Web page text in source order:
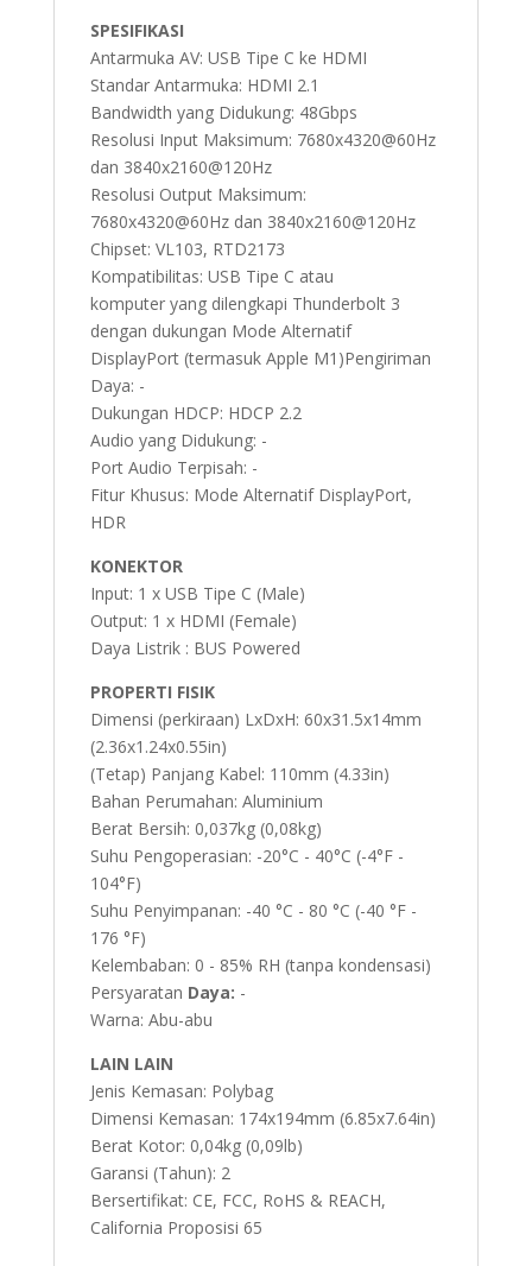
SPESIFIKASI
Antarmuka AV: USB Tipe C ke HDMI
Standar Antarmuka: HDMI 2.1
Bandwidth yang Didukung: 48Gbps
Resolusi Input Maksimum: 7680x4320@60Hz
dan 3840x2160@120Hz
Resolusi Output Maksimum:
7680x4320@60Hz dan 3840x2160@120Hz
Chipset: VL103, RTD2173
Kompatibilitas: USB Tipe C atau
komputer yang dilengkapi Thunderbolt 3
dengan dukungan Mode Alternatif
DisplayPort (termasuk Apple M1)Pengiriman
Daya: -
Dukungan HDCP: HDCP 2.2
Audio yang Didukung: -
Port Audio Terpisah: -
Fitur Khusus: Mode Alternatif DisplayPort,
HDR
KONEKTOR
Input: 1 x USB Tipe C (Male)
Output: 1 x HDMI (Female)
Daya Listrik : BUS Powered
PROPERTI FISIK
Dimensi (perkiraan) LxDxH: 60x31.5x14mm
(2.36x1.24x0.55in)
(Tetap) Panjang Kabel: 110mm (4.33in)
Bahan Perumahan: Aluminium
Berat Bersih: 0,037kg (0,08kg)
Suhu Pengoperasian: -20°C - 40°C (-4°F -
104°F)
Suhu Penyimpanan: -40 °C - 80 °C (-40 °F -
176 °F)
Kelembaban: 0 - 85% RH (tanpa kondensasi)
Persyaratan Daya: -
Warna: Abu-abu
LAIN LAIN
Jenis Kemasan: Polybag
Dimensi Kemasan: 174x194mm (6.85x7.64in)
Berat Kotor: 0,04kg (0,09lb)
Garansi (Tahun): 2
Bersertifikat: CE, FCC, RoHS & REACH,
California Proposisi 65